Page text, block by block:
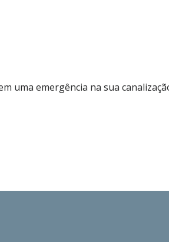
uma emergência na sua